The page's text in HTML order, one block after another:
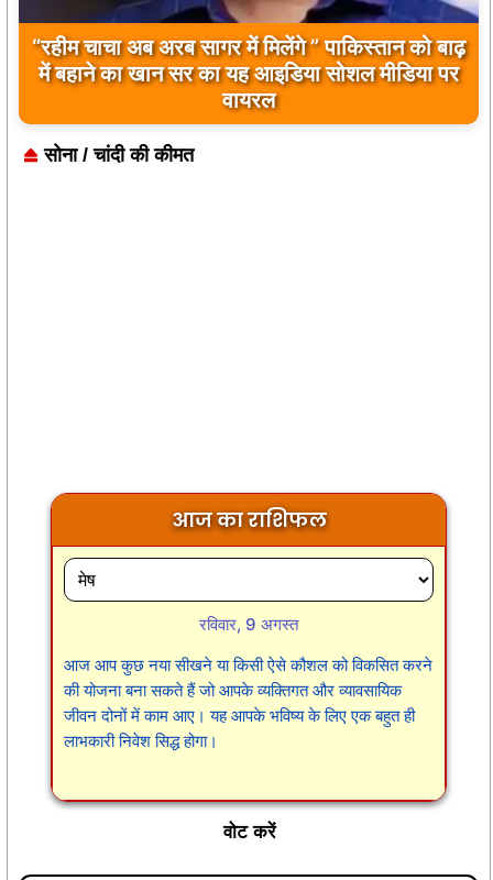
“रहीम चाचा अब अरब सागर में मिलेंगे ” पाकिस्तान को बाढ़
में बहाने का खान सर का यह आइडिया सोशल मीडिया पर
वायरल
सोना / चांदी की कीमत
आज का राशिफल
रविवार, 9 अगस्त
आज आप कुछ नया सीखने या किसी ऐसे कौशल को विकसित करने
की योजना बना सकते हैं जो आपके व्यक्तिगत और व्यावसायिक
जीवन दोनों में काम आए। यह आपके भविष्य के लिए एक बहुत ही
लाभकारी निवेश सिद्ध होगा।
वोट करें